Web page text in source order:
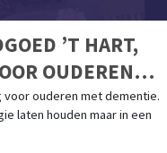
’T HART,
OUDEREN
ouderen met dementie.
laten houden maar in een